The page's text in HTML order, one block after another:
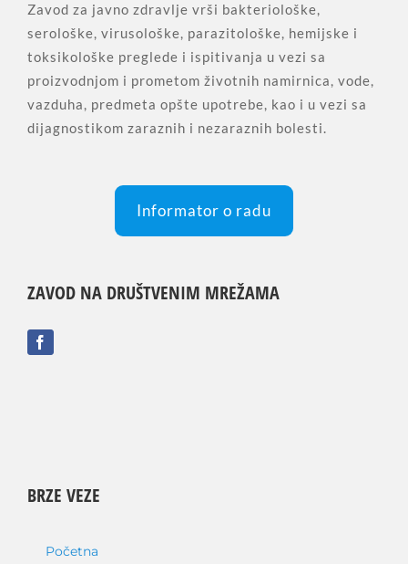
Zavod za javno zdravlje vrši bakteriološke,
serološke, virusološke, parazitološke, hemijske i
toksikološke preglede i ispitivanja u vezi sa
proizvodnjom i prometom životnih namirnica, vode,
vazduha, predmeta opšte upotrebe, kao i u vezi sa
dijagnostikom zaraznih i nezaraznih bolesti.
Informator o radu
ZAVOD NA DRUŠTVENIM MREŽAMA
BRZE VEZE
Početna